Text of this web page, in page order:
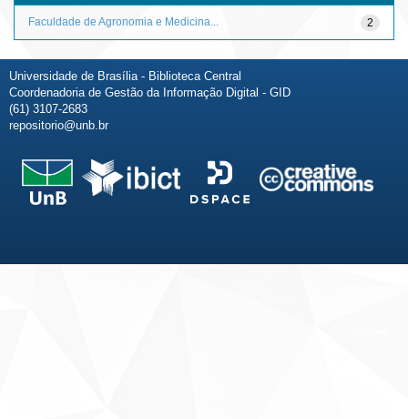
2
Faculdade de Agronomia e Medicina...
Universidade de Brasília - Biblioteca Central
Coordenadoria de Gestão da Informação Digital - GID
(61) 3107-2683
repositorio@unb.br